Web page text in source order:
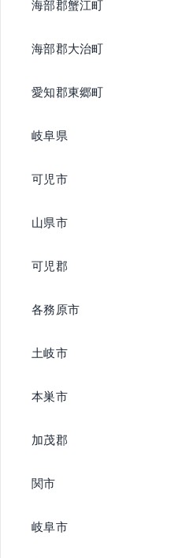
海部郡蟹江町
海部郡大治町
愛知郡東郷町
岐阜県
可児市
山県市
可児郡
各務原市
土岐市
本巣市
加茂郡
関市
岐阜市